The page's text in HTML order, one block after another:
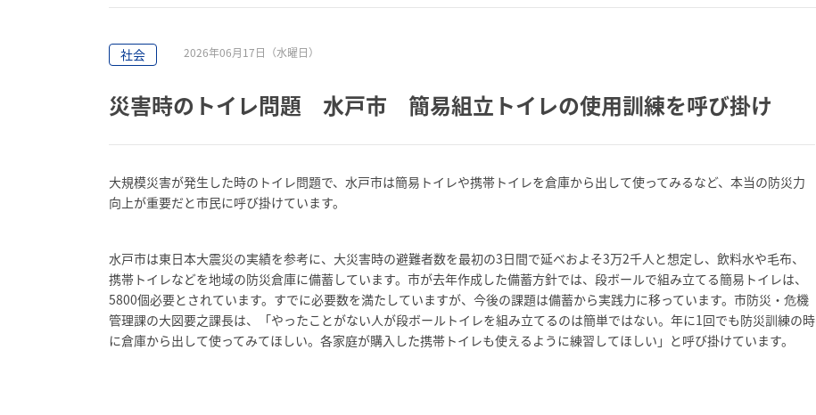
社会 2026年06月17日（水曜日）
災害時のトイレ問題 水戸市 簡易組立トイレの使用訓練を呼び掛け
大規模災害が発生した時のトイレ問題で、水戸市は簡易トイレや携帯トイレを倉庫から出して使ってみるなど、本当の防災力
向上が重要だと市民に呼び掛けています。
水戸市は東日本大震災の実績を参考に、大災害時の避難者数を最初の3日間で延べおよそ3万2千人と想定し、飲料水や毛布、
携帯トイレなどを地域の防災倉庫に備蓄しています。市が去年作成した備蓄方針では、段ボールで組み立てる簡易トイレは、
5800個必要とされています。すでに必要数を満たしていますが、今後の課題は備蓄から実践力に移っています。市防災・危機
管理課の大図要之課長は、「やったことがない人が段ボールトイレを組み立てるのは簡単ではない。年に1回でも防災訓練の時
に倉庫から出して使ってみてほしい。各家庭が購入した携帯トイレも使えるように練習してほしい」と呼び掛けています。